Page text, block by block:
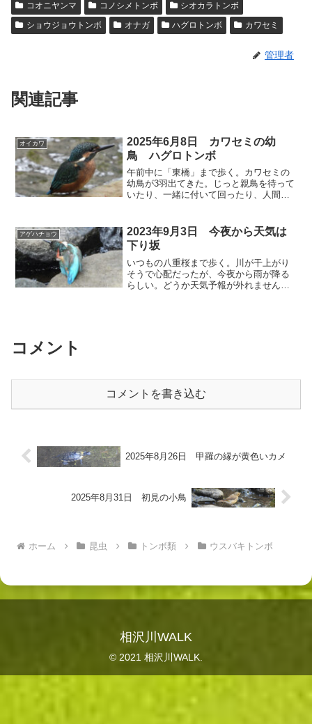
コオニヤンマ
コノシメトンボ
シオカラトンボ
ショウジョウトンボ
オナガ ハグロトンボ カワセミ
管理者
関連記事
オイカワ
2025年6月8日 カワセミの幼
鳥 ハグロトンボ
午前中に「東橋」まで歩く。カワセミの
幼鳥が3羽出てきた。じっと親鳥を待って
いたり、一緒に付いて回ったり、人間だ
ス) 今日のカワセミは5羽。雌雄の成鳥
と幼鳥が3羽だっ...
アゲハチョウ
2023年9月3日 今夜から天気は
下り坂
いつもの八重桜まで歩く。川が干上がり
そうで心配だったが、今夜から雨が降る
らしい。どうか天気予報が外れませんよ
コメント
コメントを書き込む
2025年8月26日 甲羅の縁が黄色いカメ
2025年8月31日 初見の小鳥
ホーム 昆虫 トンボ類 ウスバキトンボ
相沢川WALK
© 2021 相沢川WALK.